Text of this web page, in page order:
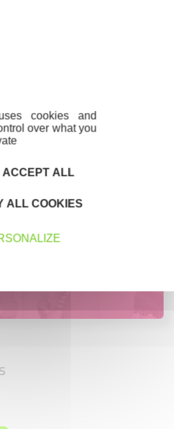
engager au service des
cookies and
over what you
ACCEPT ALL
ALL COOKIES